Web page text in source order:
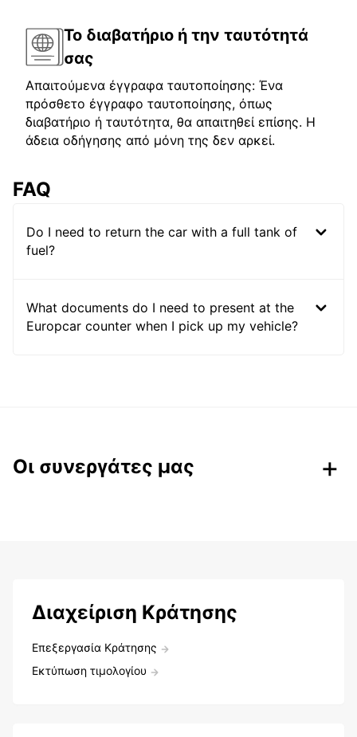
Το διαβατήριο ή την ταυτότητά
σας
Απαιτούμενα έγγραφα ταυτοποίησης: Ένα
πρόσθετο έγγραφο ταυτοποίησης, όπως
διαβατήριο ή ταυτότητα, θα απαιτηθεί επίσης. Η
άδεια οδήγησης από μόνη της δεν αρκεί.
FAQ
Do I need to return the car with a full tank of
fuel?
What documents do I need to present at the
Europcar counter when I pick up my vehicle?
Οι συνεργάτες μας
Διαχείριση Κράτησης
Επεξεργασία Κράτησης
Εκτύπωση τιμολογίου